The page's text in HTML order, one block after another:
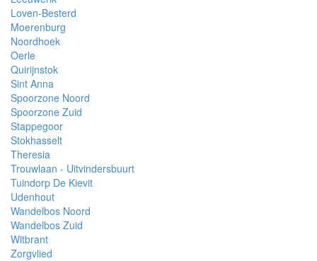
Loven-Besterd
Moerenburg
Noordhoek
Oerle
Quirijnstok
Sint Anna
Spoorzone Noord
Spoorzone Zuid
Stappegoor
Stokhasselt
Theresia
Trouwlaan - Uitvindersbuurt
Tuindorp De Kievit
Udenhout
Wandelbos Noord
Wandelbos Zuid
Witbrant
Zorgvlied